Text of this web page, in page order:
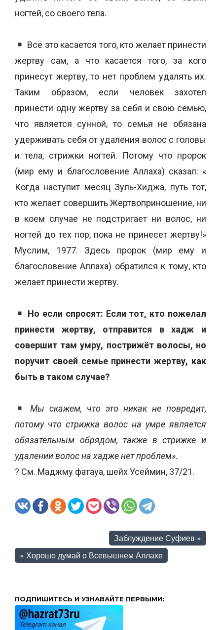
ногтей, со своего тела.
Всё это касается того, кто желает принести
жертву сам, а что касается того, за кого
принесут жертву, то нет проблем удалять их.
Таким образом, если человек захотел
принести одну жертву за себя и свою семью,
что является сунной, то семья не обязана
удерживать себя от удаления волос с головы
и тела, стрижки ногтей. Потому что пророк
(мир ему и благословение Аллаха) сказал: «
Когда наступит месяц Зуль-Хиджа, путь тот,
кто желает совершить Жертвоприношение, ни
в коем случае не подстригает ни волос, ни
ногтей до тех пор, пока не принесет жертву!»
Муслим, 1977. Здесь пророк (мир ему и
благословение Аллаха) обратился к тому, кто
желает принести жертву.
Но если спросят: Если тот, кто пожелал
принести жертву, отправится в хадж и
совершит там умру, пострижёт волосы, но
поручит своей семье принести жертву, как
быть в таком случае?
Мы скажем, что это никак не повредит,
потому что стрижка волос на умре является
обязательным обрядом, также в стрижке и
удалении волос на хадже нет проблем».
? См. Маджму фатауа, шейх Усеймин, 37/21.
Заблуждение Суфиев »
« Хорошо думай о Всевышнем Аллахе
ПОДПИШИТЕСЬ И УЗНАВАЙТЕ ПЕРВЫМИ: